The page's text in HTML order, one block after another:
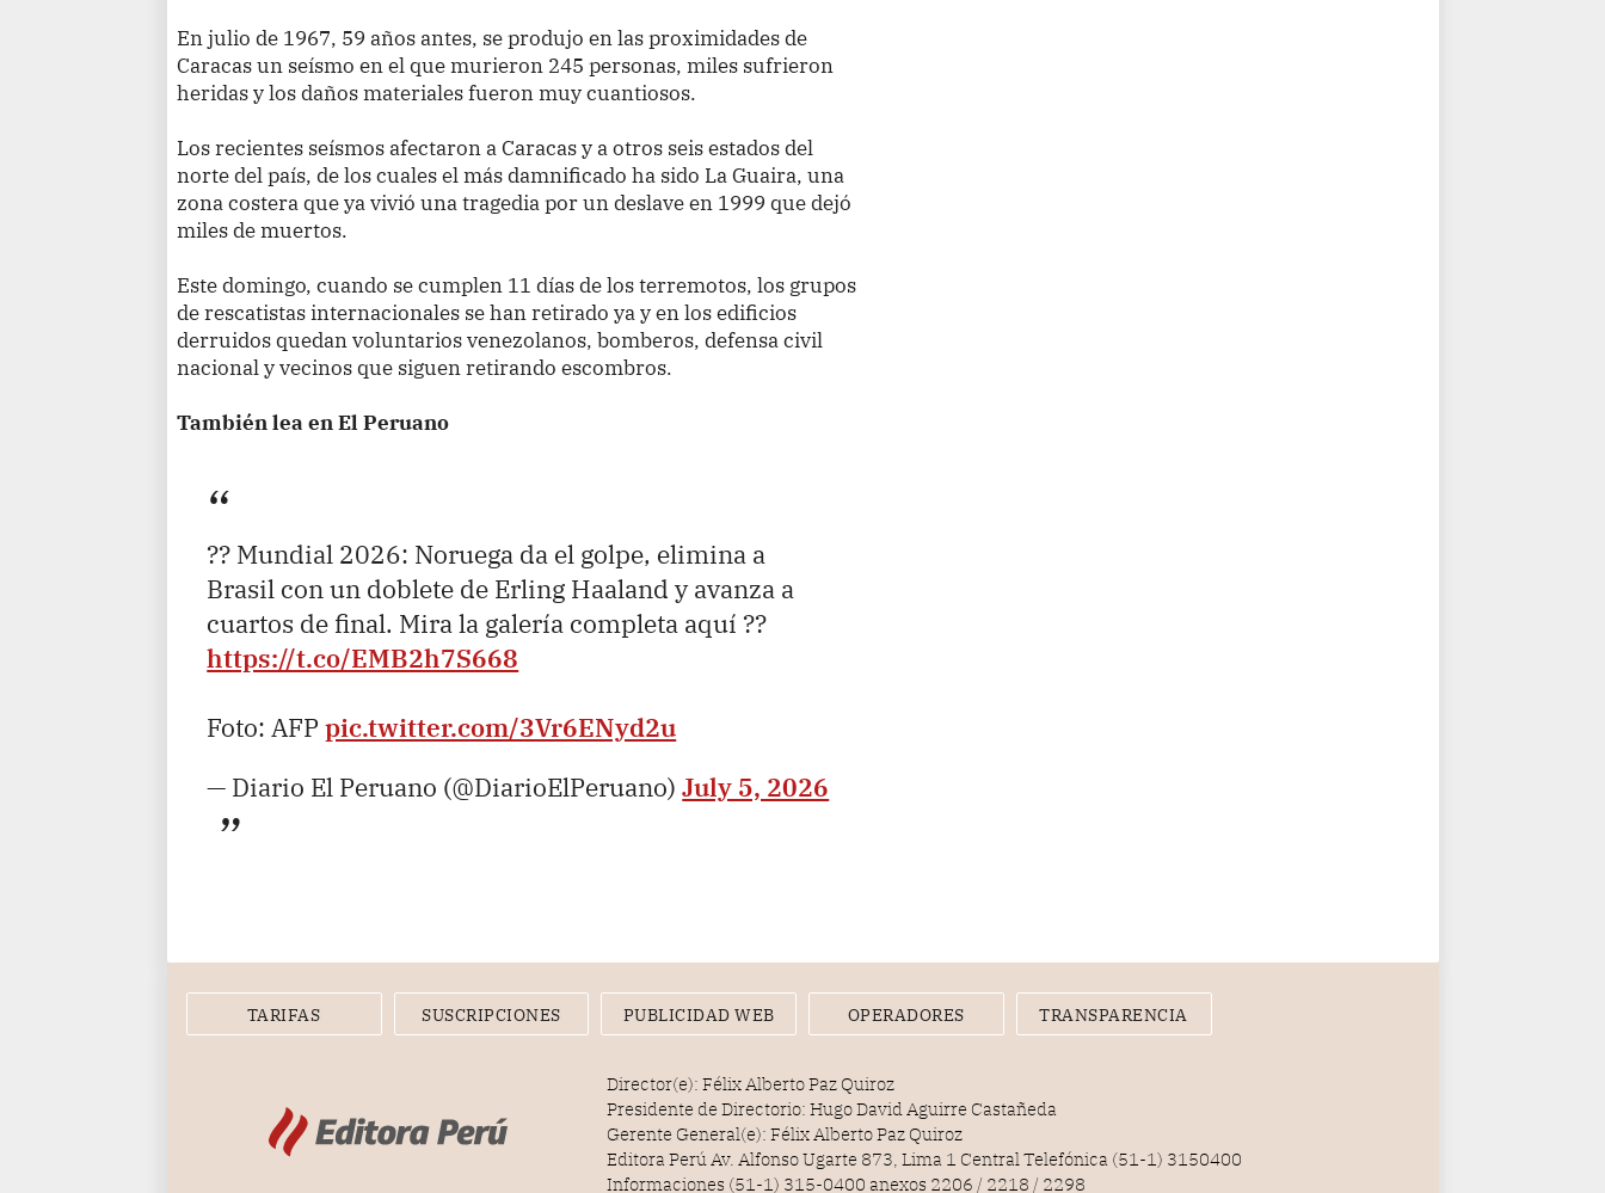
En julio de 1967, 59 años antes, se produjo en las proximidades de
Caracas un seísmo en el que murieron 245 personas, miles sufrieron
heridas y los daños materiales fueron muy cuantiosos.
Los recientes seísmos afectaron a Caracas y a otros seis estados del
norte del país, de los cuales el más damnificado ha sido La Guaira, una
zona costera que ya vivió una tragedia por un deslave en 1999 que dejó
miles de muertos.
Este domingo, cuando se cumplen 11 días de los terremotos, los grupos
de rescatistas internacionales se han retirado ya y en los edificios
derruidos quedan voluntarios venezolanos, bomberos, defensa civil
nacional y vecinos que siguen retirando escombros.
También lea en El Peruano
?? Mundial 2026: Noruega da el golpe, elimina a
Brasil con un doblete de Erling Haaland y avanza a
cuartos de final. Mira la galería completa aquí ??
https://t.co/EMB2h7S668
Foto: AFPpic.twitter.com/3Vr6ENyd2u
— Diario El Peruano (@DiarioElPeruano)July 5, 2026
TARIFAS SUSCRIPCIONES PUBLICIDAD WEB OPERADORES TRANSPARENCIA
Director(e): Félix Alberto Paz Quiroz
Presidente de Directorio: Hugo David Aguirre Castañeda
Gerente General(e): Félix Alberto Paz Quiroz
Editora Perú Av. Alfonso Ugarte 873, Lima 1 Central Telefónica (51-1) 3150400
Informaciones (51-1) 315-0400 anexos 2206 / 2218 / 2298